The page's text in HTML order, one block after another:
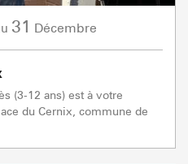
31 Décembre
(3-12 ans) est à votre
du Cernix, commune de